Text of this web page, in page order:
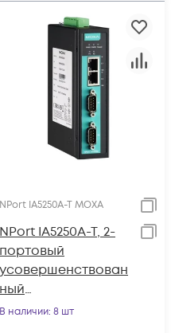
NPort IA5250A-T MOXA
NPort IA5250A-T, 2-
портовый
усовершенствован
ный
преобразователь
В наличии: 8 шт